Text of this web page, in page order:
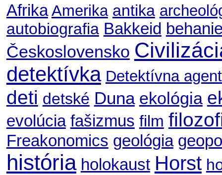
Afrika Amerika antika
autobiografia Bakkeid
Československo
detektívka Detektívna
deti detské Duna ekológia
evolúcia fašizmus film
Freakonomics geológia
história holokaust Horst